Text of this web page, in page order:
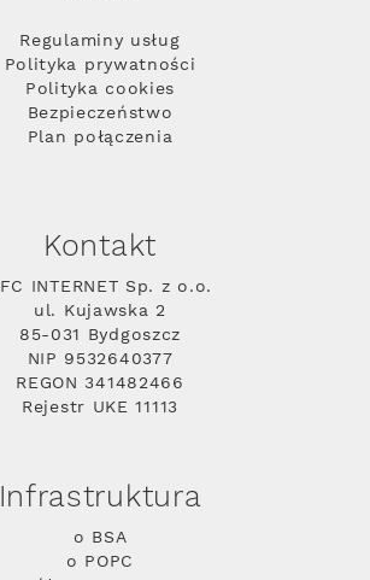
Regulaminy usług
Polityka prywatności
Polityka cookies
Bezpieczeństwo
Plan połączenia
Kontakt
INTERNET Sp. z o.o.
ul. Kujawska 2
85-031 Bydgoszcz
NIP 9532640377
REGON 341482466
Rejestr UKE 11113
Infrastruktura
o BSA
o POPC